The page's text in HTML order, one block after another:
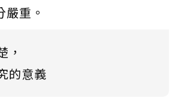
重。
，
的意義